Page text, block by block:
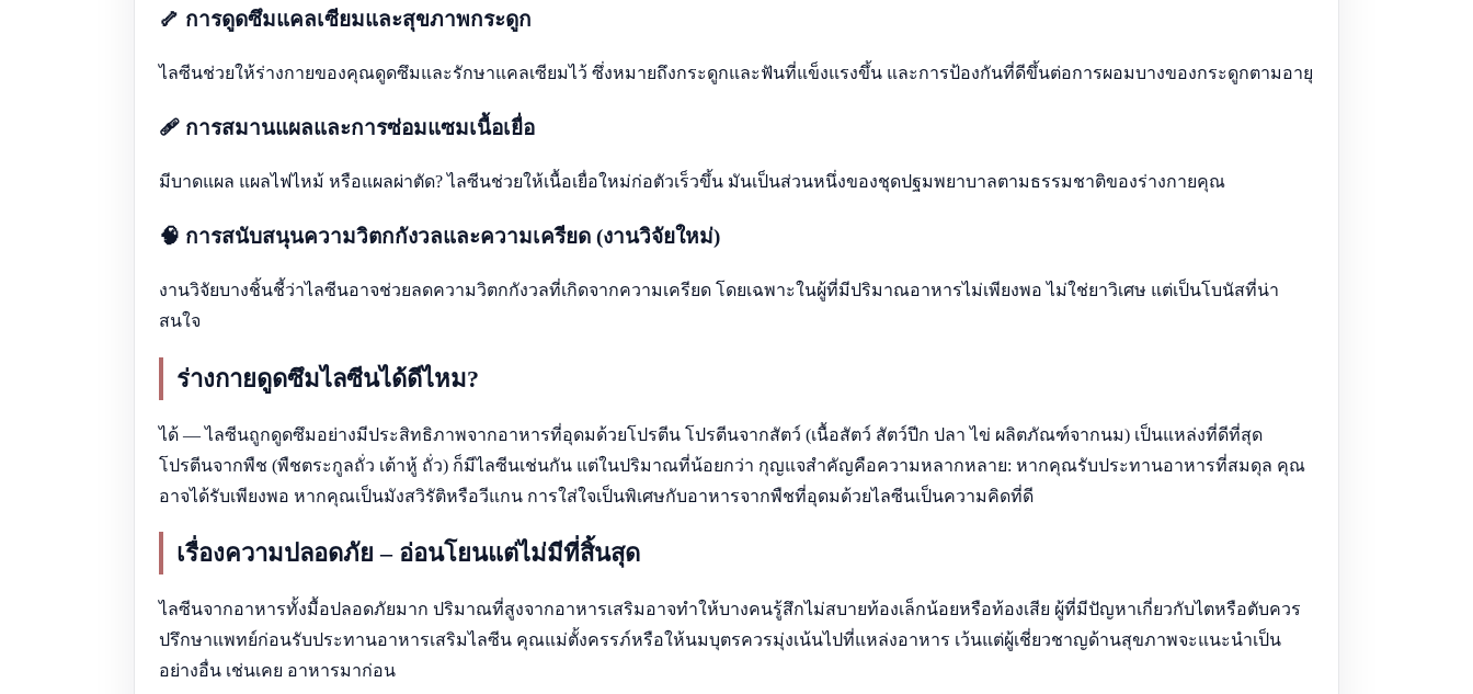
🦴 การดูดซึมแคลเซียมและสุขภาพกระดูก
ไลซีนช่วยให้ร่างกายของคุณดูดซึมและรักษาแคลเซียมไว้ ซึ่งหมายถึงกระดูกและฟันที่แข็งแรงขึ้น และการป้องกันที่ดีขึ้นต่อการผอมบางของกระดูกตามอายุ
🩹 การสมานแผลและการซ่อมแซมเนื้อเยื่อ
มีบาดแผล แผลไฟไหม้ หรือแผลผ่าตัด? ไลซีนช่วยให้เนื้อเยื่อใหม่ก่อตัวเร็วขึ้น มันเป็นส่วนหนึ่งของชุดปฐมพยาบาลตามธรรมชาติของร่างกายคุณ
🧠 การสนับสนุนความวิตกกังวลและความเครียด (งานวิจัยใหม่)
งานวิจัยบางชิ้นชี้ว่าไลซีนอาจช่วยลดความวิตกกังวลที่เกิดจากความเครียด โดยเฉพาะในผู้ที่มีปริมาณอาหารไม่เพียงพอ ไม่ใช่ยาวิเศษ แต่เป็นโบนัสที่น่า
สนใจ
ร่างกายดูดซึมไลซีนได้ดีไหม?
ได้ — ไลซีนถูกดูดซึมอย่างมีประสิทธิภาพจากอาหารที่อุดมด้วยโปรตีน โปรตีนจากสัตว์ (เนื้อสัตว์ สัตว์ปีก ปลา ไข่ ผลิตภัณฑ์จากนม) เป็นแหล่งที่ดีที่สุด
โปรตีนจากพืช (พืชตระกูลถั่ว เต้าหู้ ถั่ว) ก็มีไลซีนเช่นกัน แต่ในปริมาณที่น้อยกว่า กุญแจสำคัญคือความหลากหลาย: หากคุณรับประทานอาหารที่สมดุล คุณ
อาจได้รับเพียงพอ หากคุณเป็นมังสวิรัติหรือวีแกน การใส่ใจเป็นพิเศษกับอาหารจากพืชที่อุดมด้วยไลซีนเป็นความคิดที่ดี
เรื่องความปลอดภัย – อ่อนโยนแต่ไม่มีที่สิ้นสุด
ไลซีนจากอาหารทั้งมื้อปลอดภัยมาก ปริมาณที่สูงจากอาหารเสริมอาจทำให้บางคนรู้สึกไม่สบายท้องเล็กน้อยหรือท้องเสีย ผู้ที่มีปัญหาเกี่ยวกับไตหรือตับควร
ปรึกษาแพทย์ก่อนรับประทานอาหารเสริมไลซีน คุณแม่ตั้งครรภ์หรือให้นมบุตรควรมุ่งเน้นไปที่แหล่งอาหาร เว้นแต่ผู้เชี่ยวชาญด้านสุขภาพจะแนะนำเป็น
อย่างอื่น เช่นเคย อาหารมาก่อน